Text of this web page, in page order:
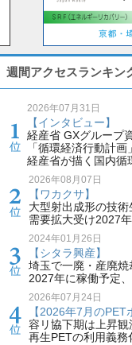
週間アクセスランキン
2026年07月31日
【インタビュー】
経産省 GXグループ
「循環経済行動計
経産省が描く国内循
2026年08月07日
【ワカクサ】
大型射出成形の技
需要拡大受け2027
2024年01月26日
【シタラ興産】
埼玉で一廃・産廃
2027年に稼働予定
2026年07月24日
【2026年7月のPET
容リ協下期は上昇
再生PETの利用義